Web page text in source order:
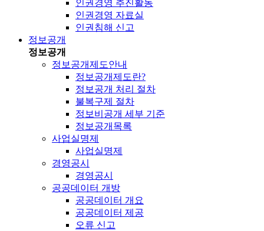
인권경영 추진활동
인권경영 자료실
인권침해 신고
정보공개
정보공개
정보공개제도안내
정보공개제도란?
정보공개 처리 절차
불복구제 절차
정보비공개 세부 기준
정보공개목록
사업실명제
사업실명제
경영공시
경영공시
공공데이터 개방
공공데이터 개요
공공데이터 제공
오류 신고